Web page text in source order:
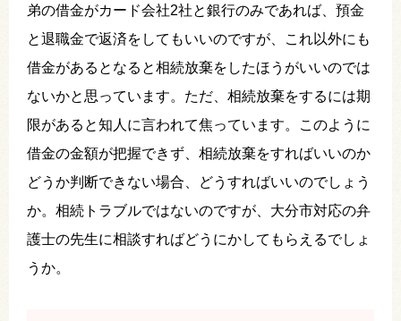
弟の借金がカード会社2社と銀行のみであれば、預金
と退職金で返済をしてもいいのですが、これ以外にも
借金があるとなると相続放棄をしたほうがいいのでは
ないかと思っています。ただ、相続放棄をするには期
限があると知人に言われて焦っています。このように
借金の金額が把握できず、相続放棄をすればいいのか
どうか判断できない場合、どうすればいいのでしょう
か。相続トラブルではないのですが、大分市対応の弁
護士の先生に相談すればどうにかしてもらえるでしょ
うか。